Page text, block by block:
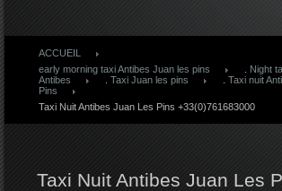
ACCUEIL
early morning taxi Antibes Juan les pins
Night
Antibes
Taxi Juan les pins Taxi nuit
Pins
Taxi Nuit Antibes Juan Les Pins +33(0)761683000
Taxi Nuit Antibes Juan Les